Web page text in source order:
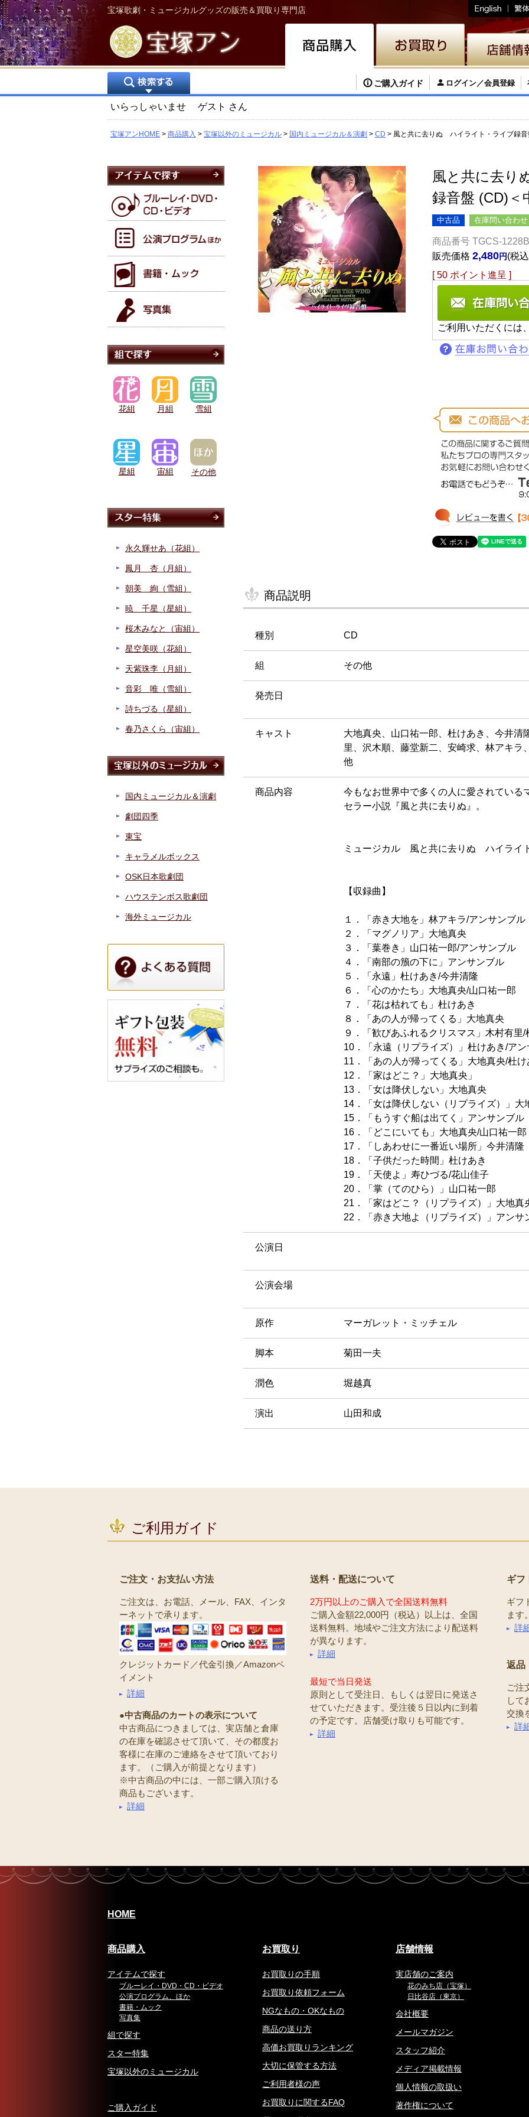
宝塚歌劇・ミュージカルグッズの販売＆買取り専門店
ご購入ガイド ログイン／会員登録
いらっしゃいませ ゲスト さん
宝塚アンHOME 商品購入 宝塚以外のミュージカル 国内ミュージカル＆演劇 CD 風と共に去りぬ ハイライト・ライブ録
風と共に去
録音盤 (CD)＜
中古品 在庫問い合わせ
商品番号 TGCS-1228B
販売価格 2,480
税込
[ 50 ポイント進呈 ]
ご利用いただくには
商品説明
種別 CD
組 その他
発売日
キャスト
大地真央、山口祐一郎、杜けあき、今井清
里、沢木順、藤堂新二、安崎求、林アキ
他
商品内容
今もなお世界中で多くの人に愛されている
セラー小説『風と共に去りぬ』。
ミュージカル 風と共に去りぬ ハイライ
【収録曲】
１．「赤き大地を」林アキラ/アンサンブル
２．「マグノリア」大地真央
３．「葉巻き」山口祐一郎/アンサンブル
４．「南部の籏の下に」アンサンブル
５．「永遠」杜けあき/今井清隆
６．「心のかたち」大地真央/山口祐一郎
７．「花は枯れても」杜けあき
８．「あの人が帰ってくる」大地真央
９．「歓びあふれるクリスマス」木村有里
10．「永遠（リプライズ）」杜けあき/ア
11．「あの人が帰ってくる」大地真央/杜
12．「家はどこ？」大地真央」
13．「女は降伏しない」大地真央
14．「女は降伏しない（リプライズ）」大
15．「もうすぐ船は出てく」アンサンブル
16．「どこにいても」大地真央/山口祐一郎
17．「しあわせに一番近い場所」今井清隆
18．「子供だった時間」杜けあき
19．「天使よ」寿ひづる/花山佳子
20．「掌（てのひら）」山口祐一郎
21．「家はどこ？（リプライズ）」大地真
22．「赤き大地よ（リプライズ）」アンサ
公演日
公演会場
原作 マーガレット・ミッチェル
脚本 菊田一夫
潤色 堀越真
演出 山田和成
花組 月組 雪組
星組 宙組 その他
永久輝せあ（花組）
鳳月 杏（月組）
朝美 絢（雪組）
暁 千星（星組）
桜木みなと（宙組）
星空美咲（花組）
天紫珠李（月組）
音彩 唯（雪組）
詩ちづる（星組）
春乃さくら（宙組）
国内ミュージカル＆演劇
劇団四季
東宝
キャラメルボックス
OSK日本歌劇団
ハウステンボス歌劇団
海外ミュージカル
ご利用ガイド
ご注文・お支払い方法
ご注文は、お電話、メール、FAX、インタ
ーネットで承ります。
クレジットカード／代金引換／Amazonペ
イメント
詳細
●中古商品のカートの表示について
中古商品につきましては、実店舗と倉庫
の在庫を確認させて頂いて、その都度お
客様に在庫のご連絡をさせて頂いており
ます。（ご購入が前提となります）
※中古商品の中には、一部ご購入頂ける
商品もございます。
詳細
送料・配送について
2万円以上のご購入で全国送料無料
ご購入金額22,000円（税込）以上は、全国
送料無料。地域やご注文方法により配送料
が異なります。
詳細
最短で当日発送
原則として受注日、もしくは翌日に発送さ
せていただきます。受注後５日以内に到着
の予定です。店舗受け取りも可能です。
詳細
ギフ
ギフ
ます
詳
返品
ご注
して
交換
詳
HOME
商品購入
アイテムで探す
ブルーレイ・DVD・CD・ビデオ
公演プログラム、ほか
書籍・ムック
写真集
組で探す
スター特集
宝塚以外のミュージカル
ご購入ガイド
お買取り
お買取りの手順
お買取り依頼フォーム
NGなもの・OKなもの
商品の送り方
高価お買取りランキング
大切に保管する方法
ご利用者様の声
お買取りに関するFAQ
店舗情報
実店舗のご案内
花のみち店（宝塚）
日比谷店（東京）
会社概要
メールマガジン
スタッフ紹介
メディア掲載情報
個人情報の取扱い
著作権について